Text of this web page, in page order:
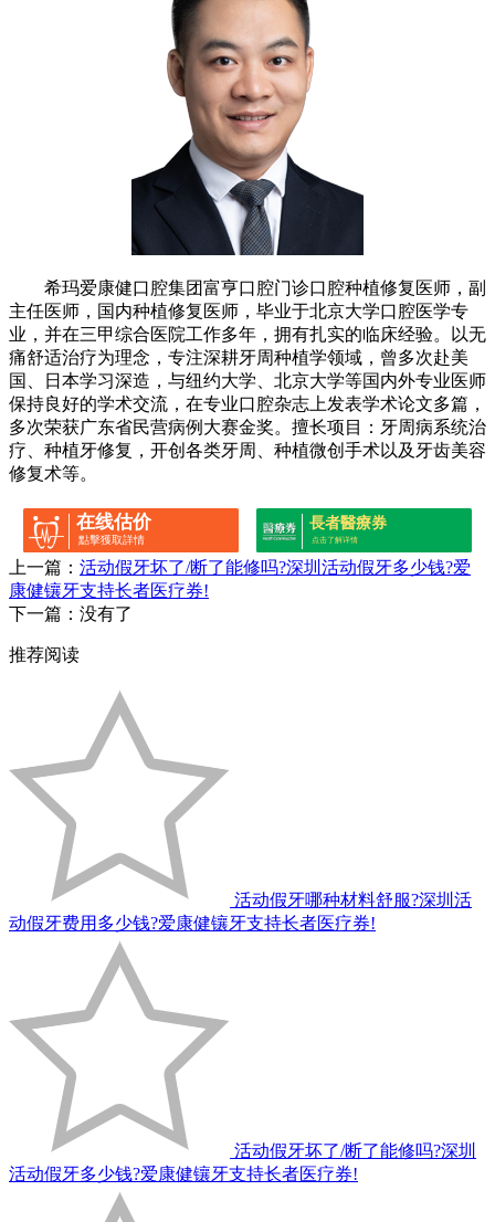
希玛爱康健口腔集团富亨口腔门诊口腔种植修复医师，副
主任医师，国内种植修复医师，毕业于北京大学口腔医学专
业，并在三甲综合医院工作多年，拥有扎实的临床经验。以无
痛舒适治疗为理念，专注深耕牙周种植学领域，曾多次赴美
国、日本学习深造，与纽约大学、北京大学等国内外专业医师
保持良好的学术交流，在专业口腔杂志上发表学术论文多篇，
多次荣获广东省民营病例大赛金奖。擅长项目：牙周病系统治
疗、种植牙修复，开创各类牙周、种植微创手术以及牙齿美容
修复术等。
在线估价
點擊獲取詳情
長者醫療券
点击了解详情
上一篇： 活动假牙坏了/断了能修吗?深圳活动假牙多少钱?爱
康健镶牙支持长者医疗券!
下一篇：没有了
推荐阅读
活动假牙哪种材料舒服?深圳活
动假牙费用多少钱?爱康健镶牙支持长者医疗券!
活动假牙坏了/断了能修吗?深圳
活动假牙多少钱?爱康健镶牙支持长者医疗券!